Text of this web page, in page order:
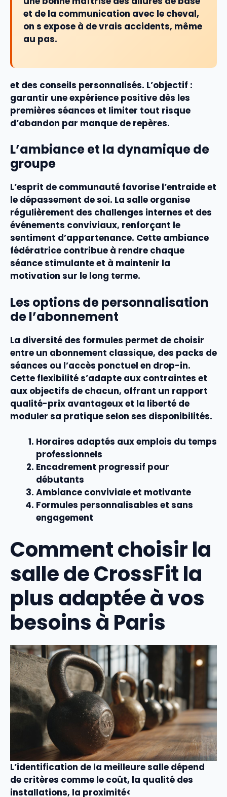
et de la communication avec le cheval,
on s expose à de vrais accidents, même
au pas.
et des conseils personnalisés. L’objectif :
garantir uneexpérience positive dès les
premières séances et limiter tout risque
d’abandon par manque de repères.
L’ambiance et la dynamique de
groupe
L’esprit de communauté favorise l’entraide et
le dépassement de soi. La salle organise
régulièrement des challenges internes et des
événements conviviaux, renforçant le
sentiment d’appartenance. Cette ambiance
fédératrice contribue à rendre chaque
séancestimulante et à maintenir la
motivation sur le long terme.
Les options de personnalisation
de l’abonnement
La diversité des formules permet de choisir
entre un abonnement classique, des packs de
séances ou l’accès ponctuel en drop-in.
Cette flexibilités’adapte aux contraintes et
aux objectifs de chacun, offrant un rapport
qualité-prix avantageux et la liberté de
moduler sa pratique selon ses disponibilités.
Horaires adaptés aux emplois du temps
professionnels
Encadrement progressif pour
débutants
Ambiance conviviale et motivante
Formules personnalisables et sans
engagement
Comment choisir la
salle de CrossFit la
plus adaptée à vos
besoins à Paris
L’identification de la meilleure salle dépend
de critères comme le coût, la qualité des
installations, la proximité<